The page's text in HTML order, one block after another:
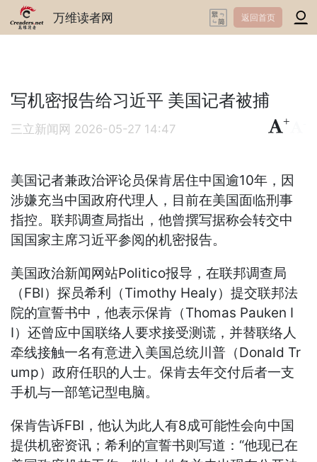
万维读者网 返回首页
写机密报告给习近平 美国记者被捕
三立新闻网 2026-05-27 14:47
+
美国记者兼政治评论员保肯居住中国逾10年，因
涉嫌充当中国政府代理人，目前在美国面临刑事
指控。联邦调查局指出，他曾撰写据称会转交中
国国家主席习近平参阅的机密报告。
美国政治新闻网站Politico报导，在联邦调查局
（FBI）探员希利（Timothy Healy）提交联邦法
院的宣誓书中，他表示保肯（Thomas Pauken I
I）还曾应中国联络人要求接受测谎，并替联络人
牵线接触一名有意进入美国总统川普（Donald Tr
ump）政府任职的人士。保肯去年交付后者一支
手机与一部笔记型电脑。
保肯告诉FBI，他认为此人有8成可能性会向中国
提供机密资讯；希利的宣誓书则写道：“他现已在